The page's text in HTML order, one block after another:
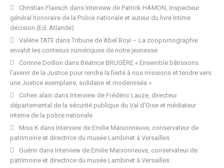
Christian Flaesch dans Interview de Patrick HAMON, Inspecteur
général honoraire de la Police nationale et auteur du livre Intime
décision (Ed. Atlande)
Valérie TATE dans Tribune de Abel Boyi – La zoopornographie
envahit les contenus numériques de notre jeunesse
Corinne Doillon dans Béatrice BRUGÈRE « Ensemble bâtissons
l’avenir de la Justice pour rendre la fierté à nos missions et tendre vers
une Justice exemplaire, solidaire et modernisée »
Cohen alain dans Interview de Frédéric Lauze, directeur
départemental de la sécurité publique du Val d’Oise et médiateur
interne de la police nationale
Miss K dans Interview de Emilie Maisonneuve, conservateur de
patrimoine et directrice du musée Lambinet à Versailles
Guérin dans Interview de Emilie Maisonneuve, conservateur de
patrimoine et directrice du musée Lambinet à Versailles